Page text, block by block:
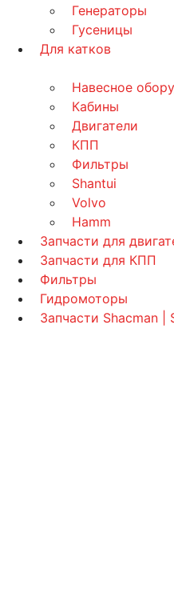
Генераторы
Гусеницы
Для катков
Навесное
Кабины
Двигатели
КПП
Фильтры
Shantui
Volvo
Hamm
Запчасти для
Запчасти для КПП
Фильтры
Гидромоторы
Запчасти Shacman |